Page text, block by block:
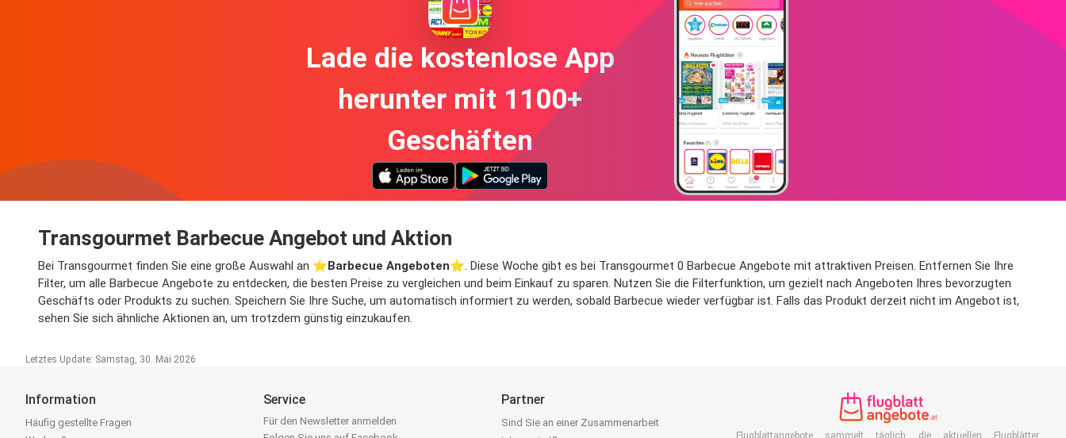
Lade die kostenlose App
herunter mit 1100+
Geschäften
Transgourmet Barbecue Angebot und Aktion
Bei Transgourmet finden Sie eine große Auswahl an ⭐️Barbecue Angeboten⭐️. Diese Woche gibt es bei Transgourmet 0 Barbecue Angebote mit attraktiven Preisen. Entfernen Sie Ihre
Filter, um alle Barbecue Angebote zu entdecken, die besten Preise zu vergleichen und beim Einkauf zu sparen. Nutzen Sie die Filterfunktion, um gezielt nach Angeboten Ihres bevorzugten
Geschäfts oder Produkts zu suchen. Speichern Sie Ihre Suche, um automatisch informiert zu werden, sobald Barbecue wieder verfügbar ist. Falls das Produkt derzeit nicht im Angebot ist,
sehen Sie sich ähnliche Aktionen an, um trotzdem günstig einzukaufen.
Letztes Update: Samstag, 30. Mai 2026
Information
Häufig gestellte Fragen
Service
Für den Newsletter anmelden
Partner
Sind Sie an einer Zusammenarbeit
Flugblattangebote sammelt täglich die aktuellen Flugblätter,